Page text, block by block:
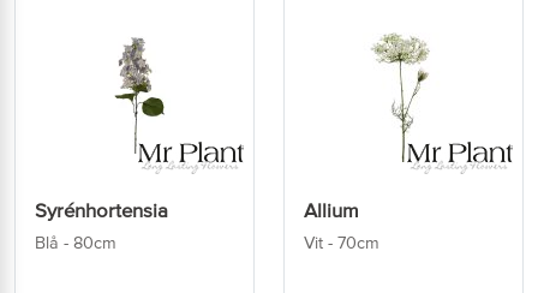
Syrénhortensia
Blå - 80cm
Allium
Vit - 70cm